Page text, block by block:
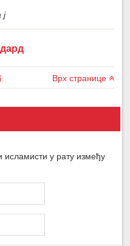
Врх странице
исламисти у рату између